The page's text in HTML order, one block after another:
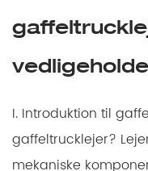
I. Introduktion til
gaffeltrucklejer? Lejer er grundlæggende
mekaniske